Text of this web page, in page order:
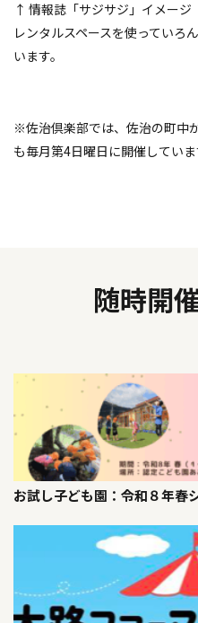
↑ 情報誌「サジサジ」イメージ
レンタルスペースを使っていろ
います。
※佐治倶楽部では、佐治の町中
も毎月第4日曜日に開催していま
随時開
お試し子ども園：令和８年春